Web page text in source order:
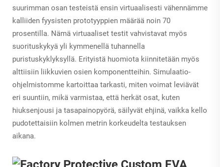
suurimman osan testeistä ensin virtuaalisesti vähennämme
kalliiden fyysisten prototyyppien määrää noin 70
prosentilla. Nämä virtuaaliset testit vahvistavat myös
suorituskykyä yli kymmenellä tuhannella
puristuskyklyksyllä. Erityistä huomiota kiinnitetään myös
alttiisiin liikkuvien osien komponentteihin. Simulaatio-
ohjelmistomme kartoittaa tarkasti, miten voimat leviävät
eri suuntiin, mikä varmistaa, että herkät osat, kuten
hiuksenjousi ja tasapainopyörä, säilyvät ehjinä, vaikka kello
pudotettaisiin kolmen metrin korkeudelta testauksen
aikana.